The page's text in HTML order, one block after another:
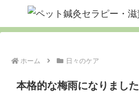
ホーム 日々のケア
本格的な梅雨になりました